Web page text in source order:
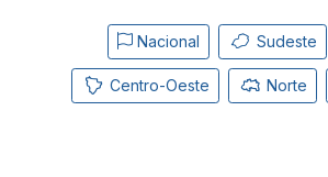
Nacional Sudeste
Centro-Oeste Norte